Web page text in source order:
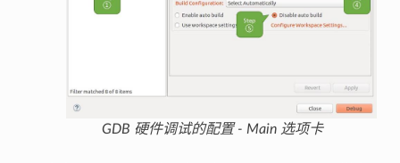
GDB 硬件调试的配置 - Main 选项卡